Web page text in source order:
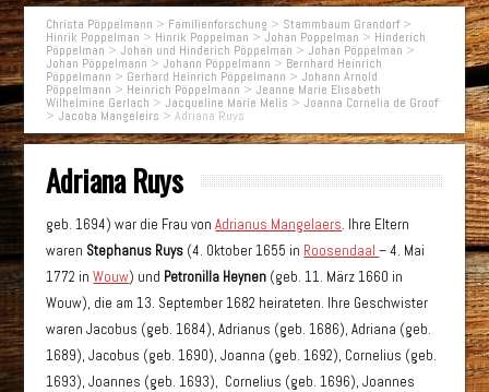
Christa Pöppelmann > Familienforschung > Stammbaum Grandorf>
Hinrik Poppelman > Hinrik Poppelman >Johan Poppelman > Hinderich
Pöppelman >Johan und Hinderich Pöppelman >Johan Pöppelman >
Johan Pöppelmann >Johann Pöppelmann > Bernhard Heinrich
Pöppelmann > Gerhard Heinrich Pöppelmann >Johann Arnold
Pöppelmann > Heinrich Pöppelmann >Jeanne Marie Elisabeth
Wilhelmine Gerlach >Jacqueline Marie Melis >Joanna Cornelia de Groof
>Jacoba Mangeleirs >Adriana Ruys
Adriana Ruys
geb. 1694) war die Frau vonAdrianus Mangelaers. Ihre Eltern
waren Stephanus Ruys (4. Oktober 1655 in Roosendaal– 4. Mai
1772 inWouw) und Petronilla Heynen (geb. 11. März 1660 in
Wouw), die am 13. September 1682 heirateten. Ihre Geschwister
waren Jacobus (geb. 1684), Adrianus (geb. 1686), Adriana (geb.
1689), Jacobus (geb. 1690), Joanna (geb. 1692), Cornelius (geb.
1693), Joannes (geb. 1693), Cornelius (geb. 1696), Joannes